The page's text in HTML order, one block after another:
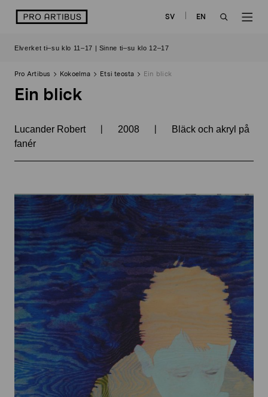
sisältöön
logo SV
EN
Elverket ti–su klo 11–17 | Sinne ti–su klo 12–17
Pro Artibus Kokoelma Etsi teosta Ein blick
Ein blick
Lucander Robert | 2008 |
Bläck och akryl på
fanér